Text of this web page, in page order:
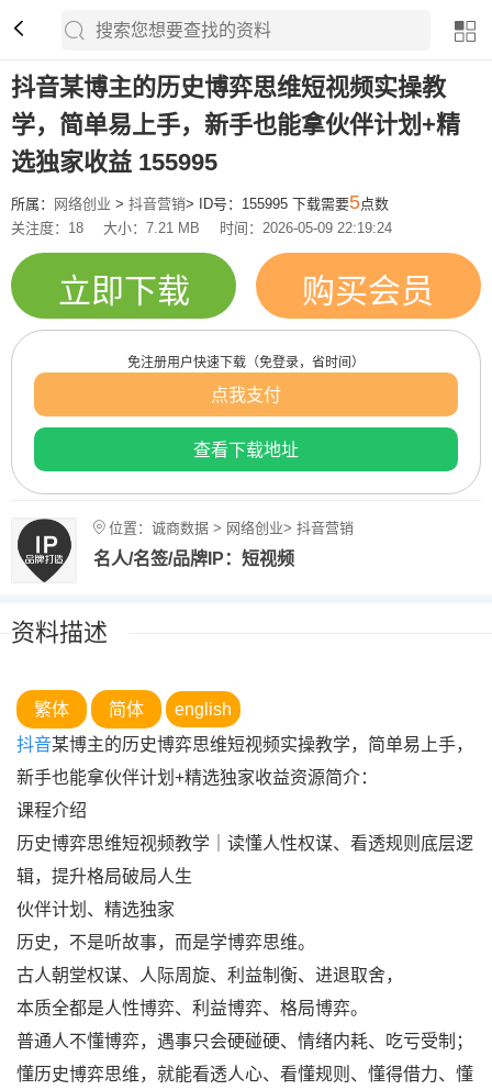
抖音某博主的历史博弈思维短视频实操教
学，简单易上手，新手也能拿伙伴计划+精
选独家收益 155995
所属： 网络创业 > 抖音营销> ID号：155995 下载需要5点数
关注度：18
大小：7.21 MB 时间：2026-05-09 22:19:24
立即下载 购买会员
免注册用户快速下载（免登录，省时间）
点我支付
查看下载地址
位置：诚商数据 > 网络创业> 抖音营销
名人/名签/品牌IP：短视频
资料描述
繁体 简体
english
抖音某博主的历史博弈思维短视频实操教学，简单易上手，
新手也能拿伙伴计划+精选独家收益资源简介：
课程介绍
历史博弈思维短视频教学｜读懂人性权谋、看透规则底层逻
辑，提升格局破局人生
伙伴计划、精选独家
历史，不是听故事，而是学博弈思维。
古人朝堂权谋、人际周旋、利益制衡、进退取舍，
本质全都是人性博弈、利益博弈、格局博弈。
普通人不懂博弈，遇事只会硬碰硬、情绪内耗、吃亏受制；
懂历史博弈思维，就能看透人心、看懂规则、懂得借力、懂